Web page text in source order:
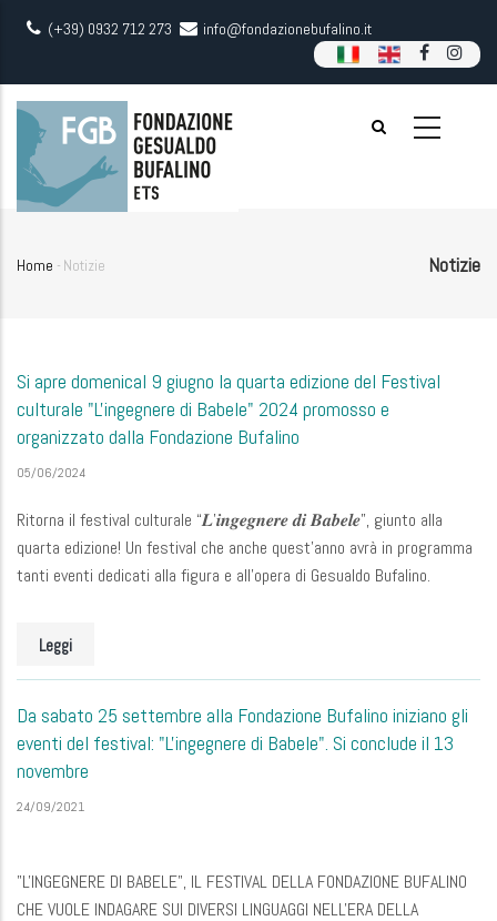
content
(+39) 0932 712 273 info@fondazionebufalino.it
Notizie
Home - Notizie
Si apre domenical 9 giugno la quarta edizione del Festival
culturale "L'ingegnere di Babele" 2024 promosso e
organizzato dalla Fondazione Bufalino
05/06/2024
Ritorna il festival culturale “𝑳’𝒊𝒏𝒈𝒆𝒈𝒏𝒆𝒓𝒆 𝒅𝒊 𝑩𝒂𝒃𝒆𝒍𝒆”, giunto alla
quarta edizione! Un festival che anche quest'anno avrà in programma
tanti eventi dedicati alla figura e all’opera di Gesualdo Bufalino.
Leggi
Da sabato 25 settembre alla Fondazione Bufalino iniziano gli
eventi del festival: "L'ingegnere di Babele". Si conclude il 13
novembre
24/09/2021
"L'INGEGNERE DI BABELE", IL FESTIVAL DELLA FONDAZIONE BUFALINO
CHE VUOLE INDAGARE SUI DIVERSI LINGUAGGI NELL'ERA DELLA